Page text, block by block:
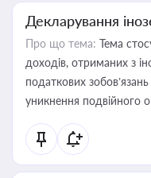
Декларування
Про що тема: Тема
доходів, отриманих з
податкових
уникнення подвійного